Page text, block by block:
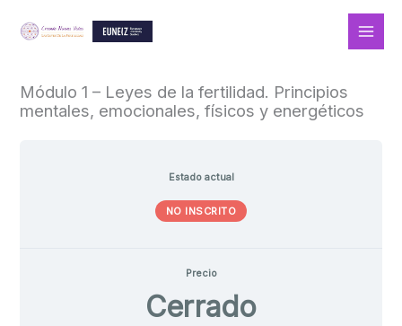
Módulo 1 – Leyes de la fertilidad. Principios
mentales, emocionales, físicos y energéticos
Estado actual
NO INSCRITO
Precio
Cerrado